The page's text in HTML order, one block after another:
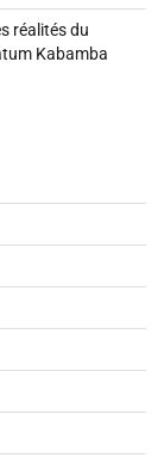
réalités du
Kabamba